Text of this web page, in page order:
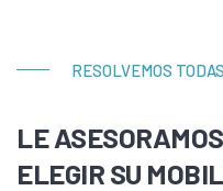
RESOLVEMOS
LE
ELEGIR SU